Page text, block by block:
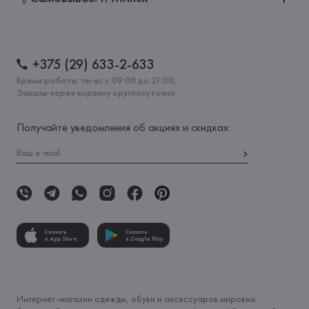
+375 (29) 633-2-633
Время работы: пн-вс с 09:00 до 21:00,
Заказы через корзину круглосуточно
Получайте уведомления об акциях и скидках:
Скачать
в App Store
Скачать
в Google Play
Интернет-магазин одежды, обуви и аксессуаров мировых